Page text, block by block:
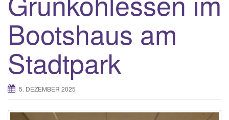
Bootshaus am
Stadtpark
5. DEZEMBER 2025